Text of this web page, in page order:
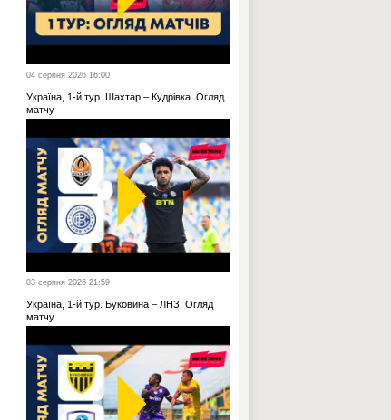
04 серпня 2026 16:00
Україна, 1-й тур. Шахтар – Кудрівка. Огляд
матчу
03 серпня 2026 21:59
Україна, 1-й тур. Буковина – ЛНЗ. Огляд
матчу